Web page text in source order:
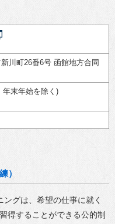
川町26番6号 函館地方合同
年末年始を除く)
）
グは、希望の仕事に就く
得することができる公的制